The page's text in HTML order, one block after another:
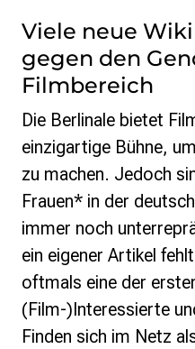
Initiativen für Freies Wissen
Bündnis Freie Bildung
Bündnis F5
GLAM – Kultur- und
Lizenzhinweisgenerator
Monsters of Law
Offene Kulturdaten
Projekt Technische Wünsche
re•shape
Wissen. Macht. Gerechtigkeit.
Zukunft D
Wikipedia-Schwesterprojekte
Wikibase
Viele neue
gegen den
Filmbereich
Die Berlinale bietet
einzigartige Bühne,
zu machen. Jedoch
Frauen* in der
immer noch
ein eigener Artikel
oftmals eine der
(Film-)Interessierte
Finden sich im Netz